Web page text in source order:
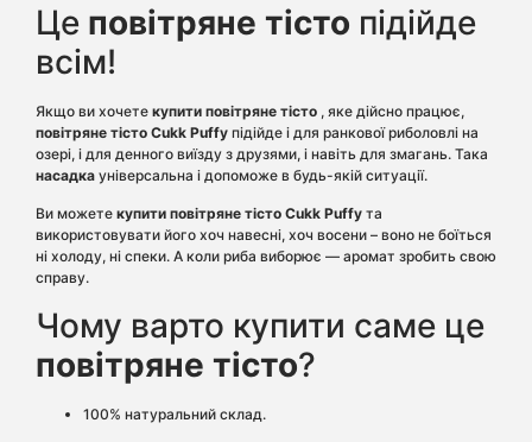
Це повітряне тісто підійде
всім!
Якщо ви хочете купити повітряне тісто , яке дійсно працює,
повітряне тісто Cukk Puffy підійде і для ранкової риболовлі на
озері, і для денного виїзду з друзями, і навіть для змагань. Така
насадка універсальна і допоможе в будь-якій ситуації.
Ви можете купити повітряне тісто Cukk Puffy та
використовувати його хоч навесні, хоч восени – воно не боїться
ні холоду, ні спеки. А коли риба виборює — аромат зробить свою
справу.
Чому варто купити саме це
повітряне тісто?
100% натуральний склад.